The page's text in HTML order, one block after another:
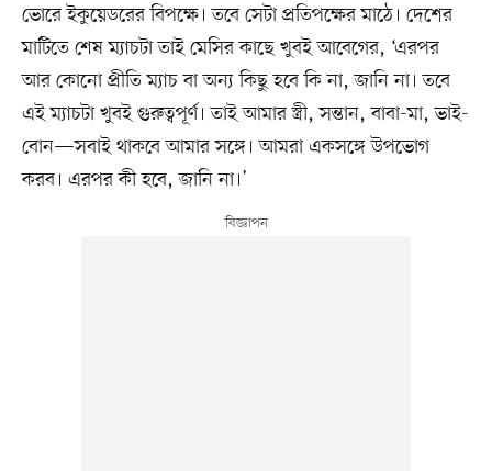
ভোরে ইকুয়েডরের বিপক্ষে। তবে সেটা প্রতিপক্ষের মাঠে। দেশের
মাটিতে শেষ ম্যাচটা তাই মেসির কাছে খুবই আবেগের, ‘এরপর
আর কোনো প্রীতি ম্যাচ বা অন্য কিছু হবে কি না, জানি না। তবে
এই ম্যাচটা খুবই গুরুত্বপূর্ণ। তাই আমার স্ত্রী, সন্তান, বাবা-মা, ভাই-
বোন—সবাই থাকবে আমার সঙ্গে। আমরা একসঙ্গে উপভোগ
করব। এরপর কী হবে, জানি না।’